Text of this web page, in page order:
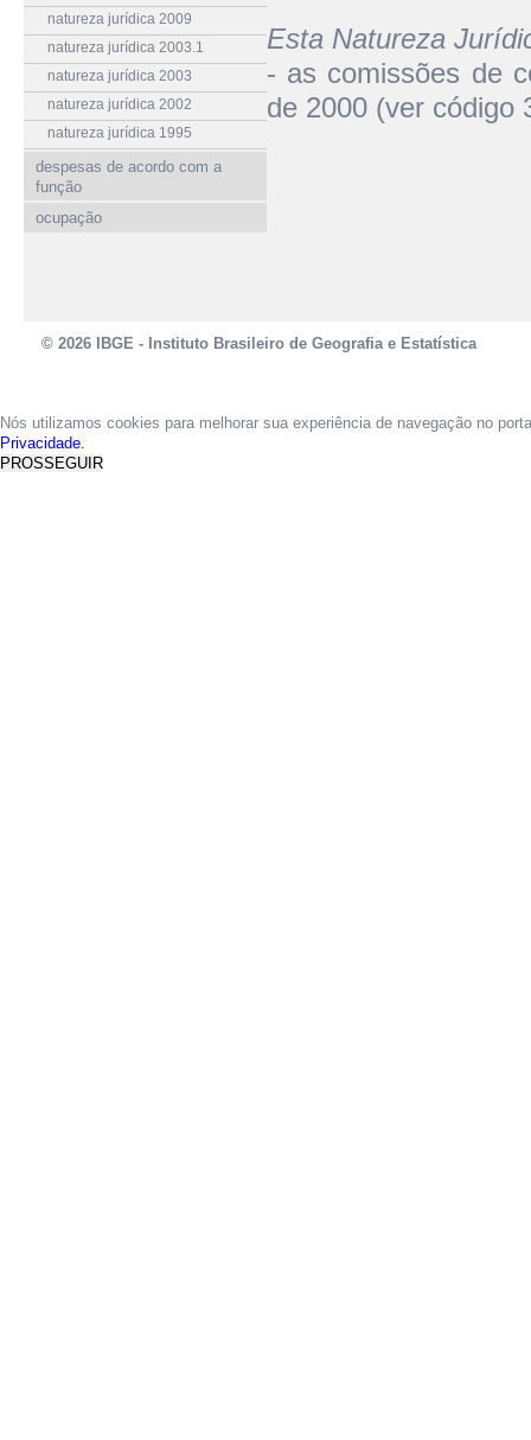
natureza jurídica 2009
natureza jurídica 2003.1
natureza jurídica 2003
natureza jurídica 2002
natureza jurídica 1995
despesas de acordo com a
função
ocupação
Esta Natureza
- as comissões de
de 2000 (ver código
© 2026 IBGE - Instituto Brasileiro de Geografia e Estatística
Nós utilizamos cookies para melhorar sua experiência de navegação no
Privacidade.
PROSSEGUIR